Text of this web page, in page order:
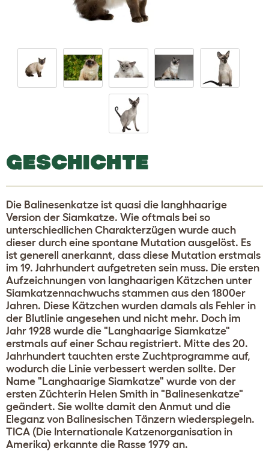
GESCHICHTE
Die Balinesenkatze ist quasi die langhhaarige
Version der Siamkatze. Wie oftmals bei so
unterschiedlichen Charakterzügen wurde auch
dieser durch eine spontane Mutation ausgelöst. Es
ist generell anerkannt, dass diese Mutation erstmals
im 19. Jahrhundert aufgetreten sein muss. Die ersten
Aufzeichnungen von langhaarigen Kätzchen unter
Siamkatzennachwuchs stammen aus den 1800er
Jahren. Diese Kätzchen wurden damals als Fehler in
der Blutlinie angesehen und nicht mehr. Doch im
Jahr 1928 wurde die "Langhaarige Siamkatze"
erstmals auf einer Schau registriert. Mitte des 20.
Jahrhundert tauchten erste Zuchtprogramme auf,
wodurch die Linie verbessert werden sollte. Der
Name "Langhaarige Siamkatze" wurde von der
ersten Züchterin Helen Smith in "Balinesenkatze"
geändert. Sie wollte damit den Anmut und die
Eleganz von Balinesischen Tänzern wiederspiegeln.
TICA (Die Internationale Katzenorganisation in
Amerika) erkannte die Rasse 1979 an.